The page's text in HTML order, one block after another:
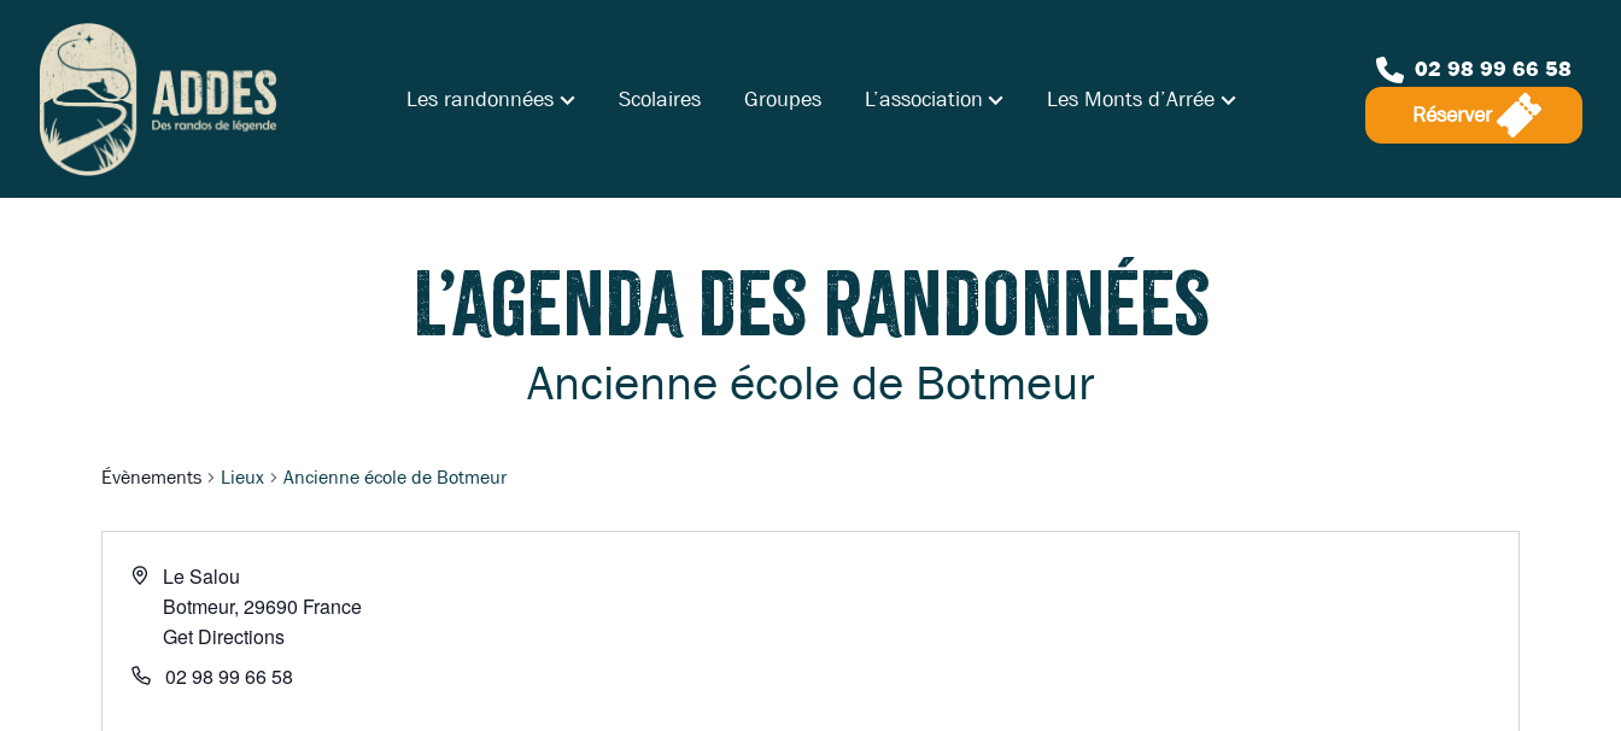
Les randonnées Scolaires Groupes L’association Les Monts d’Arrée
02 98 99 66 58
Réserver
L’agenda des randonnées
Ancienne école de Botmeur
Évènements Lieux Ancienne école de Botmeur
Le Salou
Botmeur, 29690 France
Get Directions
02 98 99 66 58